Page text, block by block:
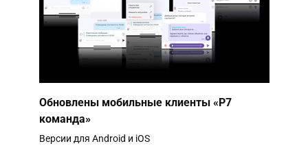
Обновлены мобильные клиенты «Р7
команда»
Версии для Android и iOS